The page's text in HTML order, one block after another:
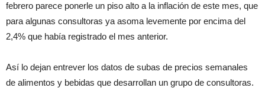
febrero parece ponerle un piso alto a la inflación de este mes, que
para algunas consultoras ya asoma levemente por encima del
2,4% que había registrado el mes anterior.
Así lo dejan entrever los datos de subas de precios semanales
de alimentos y bebidas que desarrollan un grupo de consultoras.